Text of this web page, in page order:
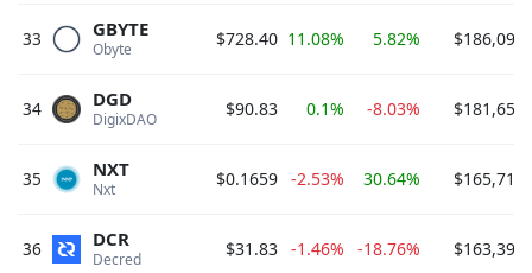
33 Obyte
GBYTE $728.40 11.08% 5.82%
34 DigixDAO
DGD $90.83 0.1% -8.03%
35 Nxt
NXT $0.1659 -2.53% 30.64%
36 Decred
DCR $31.83 -1.46% -18.76%